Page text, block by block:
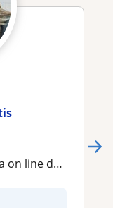
e sem medo!